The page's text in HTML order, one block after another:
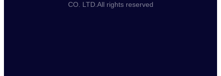
CO. LTD.All rights reserved